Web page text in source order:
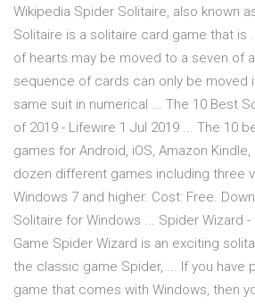
Wikipedia Spider Solitaire, also known
Solitaire is a solitaire card game that is
of hearts may be moved to a seven of
sequence of cards can only be moved
same suit in numerical ... The 10 Best
of 2019 - Lifewire 1 Jul 2019 ... The 10
games for Android, iOS, Amazon
dozen different games including three
Windows 7 and higher. Cost: Free.
Solitaire for Windows ... Spider Wizard
Game Spider Wizard is an exciting
the classic game Spider, ... If you have
game that comes with Windows, then